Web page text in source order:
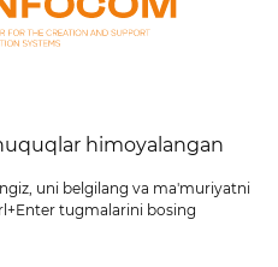
himoyalangan
uni belgilang va ma'muriyatni
tugmalarini bosing